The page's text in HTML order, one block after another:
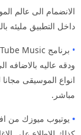
داخل التطبيق مليئه
•
ودقه عاليه بالاضافه
انواع الموسيقى
مباشر.
• يوتيوب ميوزك من